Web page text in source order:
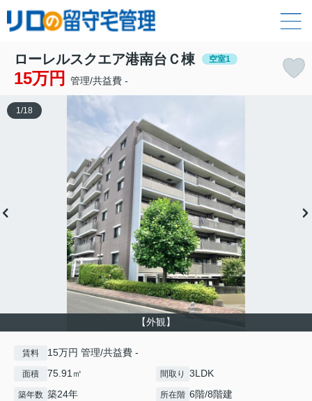
ローレルスクエア港南台Ｃ棟 空室1
15万円 管理/共益費 -
【外観】
1 /18
賃料 15万円 管理/共益費 -
面積 75.91㎡ 間取り 3LDK
築年数 築24年 所在階 6階/8階建